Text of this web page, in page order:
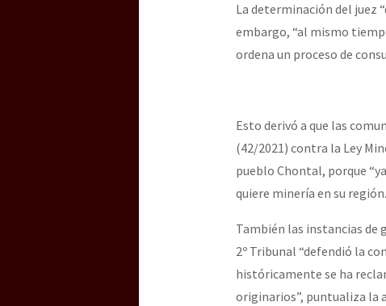
La determinación del juez
embargo, “al mismo
ordena un proceso de
Esto derivó a que las
(42/2021) contra la Ley
pueblo Chontal, porque
quiere minería en su
También las instancias de
2º Tribunal “defendió la
históricamente se ha
originarios”, puntualiza la